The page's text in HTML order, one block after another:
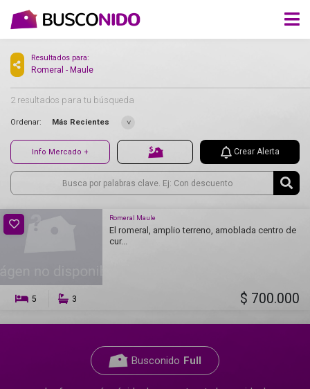
Resultados para:
Romeral - Maule
2 resultados para tu búsqueda
Ordenar: Más Recientes
Info Mercado + Crear Alerta
Romeral Maule
El romeral, amplio terreno, amoblada centro de
cur...
5 3 $ 700.000
Busconido Full